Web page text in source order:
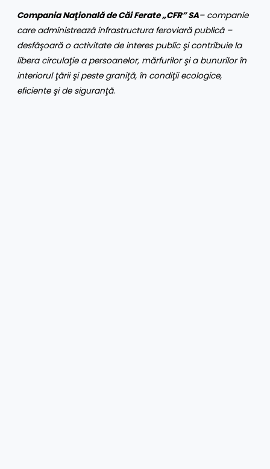
Compania Naţională de Căi Ferate „CFR” SA– companie
care administrează infrastructura feroviară publică –
desfăşoară o activitate de interes public şi contribuie la
libera circulaţie a persoanelor, mărfurilor şi a bunurilor în
interiorul ţării şi peste graniţă, în condiţii ecologice,
eficiente şi de siguranţă.